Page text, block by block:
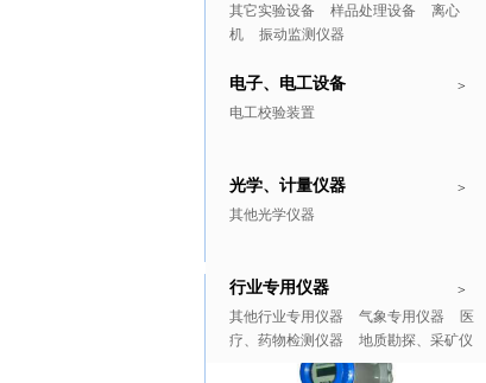
其它实验设备 样品处理设备
离心
机
振动监测仪器
>
电子、电工设备
电工校验装置
>
光学、计量仪器
其他光学仪器
>
行业专用仪器
其他行业专用仪器 气象专用仪器
医
疗、药物检测仪器
地质勘探、采矿仪
推广商品 更多>>